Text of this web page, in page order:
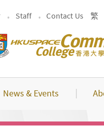
Staff Contact Us 繁
News & Events